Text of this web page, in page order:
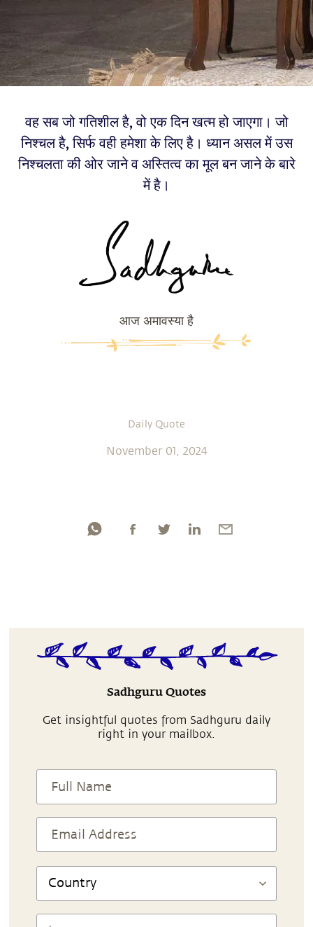
वह सब जो गतिशील है, वो एक दिन खत्म हो जाएगा। जो
निश्चल है, सिर्फ वही हमेशा के लिए है। ध्यान असल में उस
निश्चलता की ओर जाने व अस्तित्व का मूल बन जाने के बारे
में है।
आज अमावस्या है
Daily Quote
November 01, 2024
Sadhguru Quotes
Get insightful quotes from Sadhguru daily
right in your mailbox.